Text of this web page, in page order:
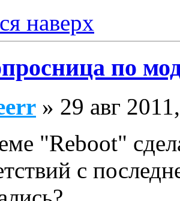
наверх
по
» 29 авг
"Reboot"
с